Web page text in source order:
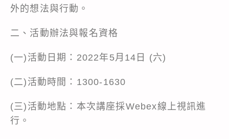
外的想法與行動。
二、活動辦法與報名資格
(一)活動日期：2022年5月14日 (六)
(二)活動時間：1300-1630
(三)活動地點：本次講座採Webex線上視訊進
行。